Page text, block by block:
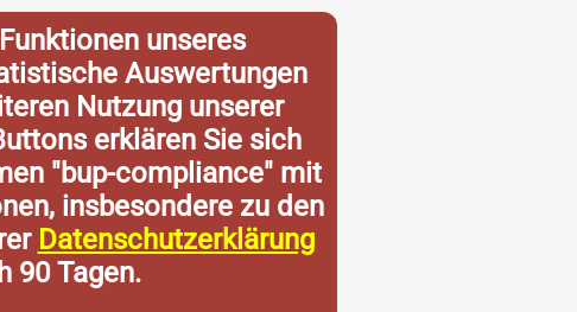
unseres
Auswertungen
Nutzung unserer
erklären Sie sich
"bup-compliance" mit
insbesondere zu den
Datenschutzerklärung
90 Tagen.